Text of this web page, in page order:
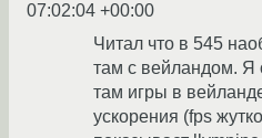
07:02:04 +00:00
Читал что в 545
там с вейландом. Я
там игры в
ускорения (fps